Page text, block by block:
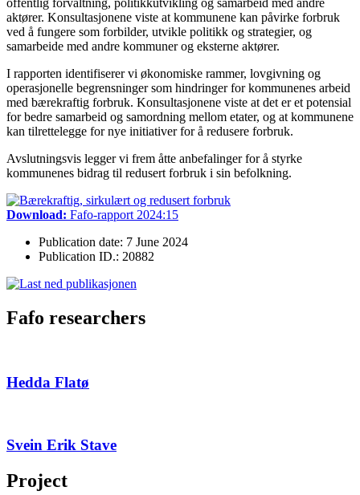
aktører. Konsultasjonene viste at kommunene kan påvirke forbruk
ved å fungere som forbilder, utvikle politikk og strategier, og
samarbeide med andre kommuner og eksterne aktører.
I rapporten identifiserer vi økonomiske rammer, lovgivning og
operasjonelle begrensninger som hindringer for kommunenes arbeid
med bærekraftig forbruk. Konsultasjonene viste at det er et potensial
for bedre samarbeid og samordning mellom etater, og at kommunene
kan tilrettelegge for nye initiativer for å redusere forbruk.
Avslutningsvis legger vi frem åtte anbefalinger for å styrke
kommunenes bidrag til redusert forbruk i sin befolkning.
Download: Fafo-rapport 2024:15
Publication date: 7 June 2024
Publication ID.: 20882
Fafo researchers
Hedda Flatø
Svein Erik Stave
Project